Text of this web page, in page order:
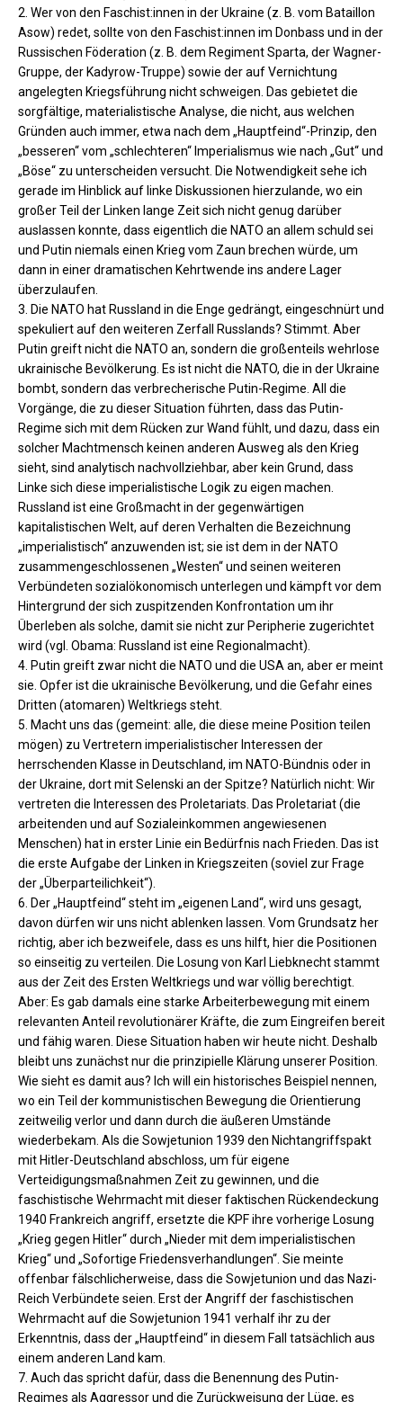
2. Wer von den Faschist:innen in der Ukraine (z. B. vom Bataillon
Asow) redet, sollte von den Faschist:innen im Donbass und in der
Russischen Föderation (z. B. dem Regiment Sparta, der Wagner-
Gruppe, der Kadyrow-Truppe) sowie der auf Vernichtung
angelegten Kriegsführung nicht schweigen. Das gebietet die
sorgfältige, materialistische Analyse, die nicht, aus welchen
Gründen auch immer, etwa nach dem „Hauptfeind“-Prinzip, den
„besseren“ vom „schlechteren“ Imperialismus wie nach „Gut“ und
„Böse“ zu unterscheiden versucht. Die Notwendigkeit sehe ich
gerade im Hinblick auf linke Diskussionen hierzulande, wo ein
großer Teil der Linken lange Zeit sich nicht genug darüber
auslassen konnte, dass eigentlich die NATO an allem schuld sei
und Putin niemals einen Krieg vom Zaun brechen würde, um
dann in einer dramatischen Kehrtwende ins andere Lager
überzulaufen.
3. Die NATO hat Russland in die Enge gedrängt, eingeschnürt und
spekuliert auf den weiteren Zerfall Russlands? Stimmt. Aber
Putin greift nicht die NATO an, sondern die großenteils wehrlose
ukrainische Bevölkerung. Es ist nicht die NATO, die in der Ukraine
bombt, sondern das verbrecherische Putin-Regime. All die
Vorgänge, die zu dieser Situation führten, dass das Putin-
Regime sich mit dem Rücken zur Wand fühlt, und dazu, dass ein
solcher Machtmensch keinen anderen Ausweg als den Krieg
sieht, sind analytisch nachvollziehbar, aber kein Grund, dass
Linke sich diese imperialistische Logik zu eigen machen.
Russland ist eine Großmacht in der gegenwärtigen
kapitalistischen Welt, auf deren Verhalten die Bezeichnung
„imperialistisch“ anzuwenden ist; sie ist dem in der NATO
zusammengeschlossenen „Westen“ und seinen weiteren
Verbündeten sozialökonomisch unterlegen und kämpft vor dem
Hintergrund der sich zuspitzenden Konfrontation um ihr
Überleben als solche, damit sie nicht zur Peripherie zugerichtet
wird (vgl. Obama: Russland ist eine Regionalmacht).
4. Putin greift zwar nicht die NATO und die USA an, aber er meint
sie. Opfer ist die ukrainische Bevölkerung, und die Gefahr eines
Dritten (atomaren) Weltkriegs steht.
5. Macht uns das (gemeint: alle, die diese meine Position teilen
mögen) zu Vertretern imperialistischer Interessen der
herrschenden Klasse in Deutschland, im NATO-Bündnis oder in
der Ukraine, dort mit Selenski an der Spitze? Natürlich nicht: Wir
vertreten die Interessen des Proletariats. Das Proletariat (die
arbeitenden und auf Sozialeinkommen angewiesenen
Menschen) hat in erster Linie ein Bedürfnis nach Frieden. Das ist
die erste Aufgabe der Linken in Kriegszeiten (soviel zur Frage
der „Überparteilichkeit“).
6. Der „Hauptfeind“ steht im „eigenen Land“, wird uns gesagt,
davon dürfen wir uns nicht ablenken lassen. Vom Grundsatz her
richtig, aber ich bezweifele, dass es uns hilft, hier die Positionen
so einseitig zu verteilen. Die Losung von Karl Liebknecht stammt
aus der Zeit des Ersten Weltkriegs und war völlig berechtigt.
Aber: Es gab damals eine starke Arbeiterbewegung mit einem
relevanten Anteil revolutionärer Kräfte, die zum Eingreifen bereit
und fähig waren. Diese Situation haben wir heute nicht. Deshalb
bleibt uns zunächst nur die prinzipielle Klärung unserer Position.
Wie sieht es damit aus? Ich will ein historisches Beispiel nennen,
wo ein Teil der kommunistischen Bewegung die Orientierung
zeitweilig verlor und dann durch die äußeren Umstände
wiederbekam. Als die Sowjetunion 1939 den Nichtangriffspakt
mit Hitler-Deutschland abschloss, um für eigene
Verteidigungsmaßnahmen Zeit zu gewinnen, und die
faschistische Wehrmacht mit dieser faktischen Rückendeckung
1940 Frankreich angriff, ersetzte die KPF ihre vorherige Losung
„Krieg gegen Hitler“ durch „Nieder mit dem imperialistischen
Krieg“ und „Sofortige Friedensverhandlungen“. Sie meinte
offenbar fälschlicherweise, dass die Sowjetunion und das Nazi-
Reich Verbündete seien. Erst der Angriff der faschistischen
Wehrmacht auf die Sowjetunion 1941 verhalf ihr zu der
Erkenntnis, dass der „Hauptfeind“ in diesem Fall tatsächlich aus
einem anderen Land kam.
7. Auch das spricht dafür, dass die Benennung des Putin-
Regimes als Aggressor und die Zurückweisung der Lüge, es